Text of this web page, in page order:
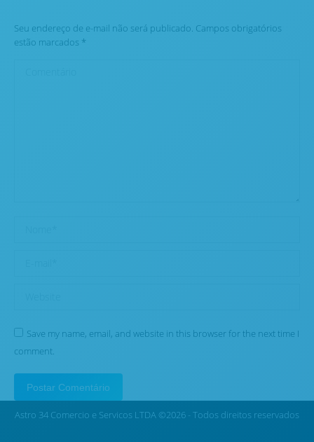
Seu endereço de e-mail não será publicado. Campos obrigatórios
estão marcados *
Save my name, email, and website in this browser for the next time I
comment.
Postar Comentário
Astro 34 Comercio e Servicos LTDA ©2026 - Todos direitos reservados